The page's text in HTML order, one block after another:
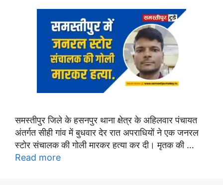
समस्तीपुर जिले के हसनपुर थाना क्षेत्र के अहिलवार पंचायत
अंतर्गत सीही गांव में बुधवार देर रात अपराधियों ने एक जनरल
स्टोर संचालक की गोली मारकर हत्या कर दी। मृतक की …
Read more